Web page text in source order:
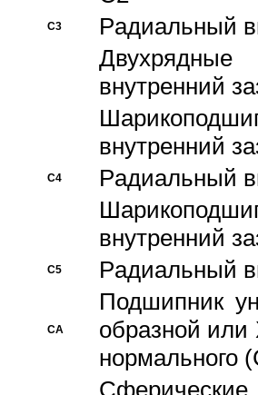
C3
Pадиальный
Двухрядные
внутренний
внутренний
C4
Pадиальный
внутренний
C5 Pадиальный
CA
Подшипник
образной или
нормального